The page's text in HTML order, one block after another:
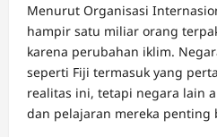
Menurut Organisasi
hampir satu miliar orang
karena perubahan iklim.
seperti Fiji termasuk yang
realitas ini, tetapi negara lain
dan pelajaran mereka penting